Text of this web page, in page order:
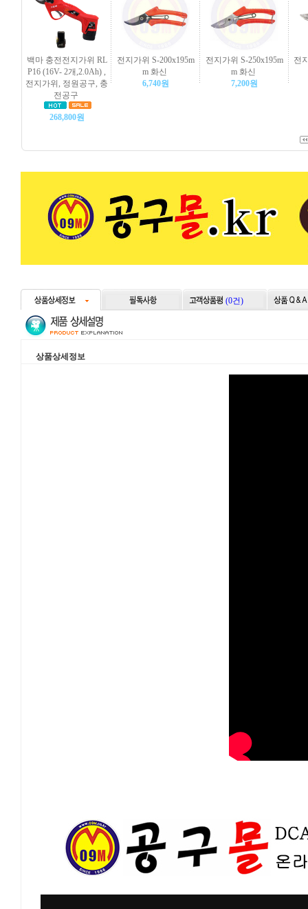
백마 충전전지가위 RL
P16 (16V- 2개,2.0Ah) ,
전지가위, 정원공구, 충
전공구
268,800원
전지가위 S-200x195m
m 화신
6,740원
전지가위 S-250x195m
m 화신
7,200원
전
(0건)
상품상세정보